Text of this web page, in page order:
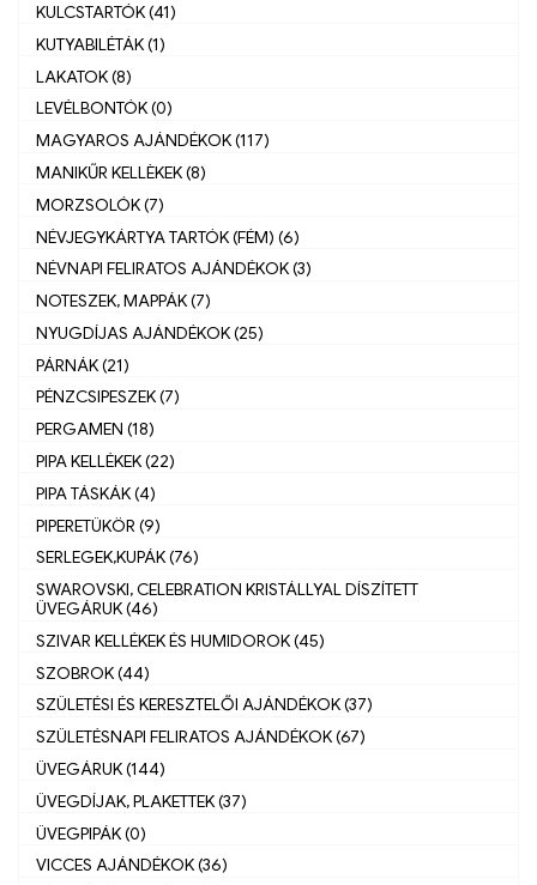
KULCSTARTÓK (41)
KUTYABILÉTÁK (1)
LAKATOK (8)
LEVÉLBONTÓK (0)
MAGYAROS AJÁNDÉKOK (117)
MANIKŰR KELLÈKEK (8)
MORZSOLÓK (7)
NÉVJEGYKÁRTYA TARTÓK (FÉM) (6)
NÉVNAPI FELIRATOS AJÁNDÉKOK (3)
NOTESZEK, MAPPÁK (7)
NYUGDÍJAS AJÁNDÉKOK (25)
PÁRNÁK (21)
PÉNZCSIPESZEK (7)
PERGAMEN (18)
PIPA KELLÉKEK (22)
PIPA TÁSKÁK (4)
PIPERETÜKÖR (9)
SERLEGEK,KUPÁK (76)
SWAROVSKI, CELEBRATION KRISTÁLLYAL DÍSZÍTETT
ÜVEGÁRUK (46)
SZIVAR KELLÉKEK ÉS HUMIDOROK (45)
SZOBROK (44)
SZÜLETÉSI ÉS KERESZTELŐI AJÁNDÉKOK (37)
SZÜLETÉSNAPI FELIRATOS AJÁNDÉKOK (67)
ÜVEGÁRUK (144)
ÜVEGDÍJAK, PLAKETTEK (37)
ÜVEGPIPÁK (0)
VICCES AJÁNDÉKOK (36)